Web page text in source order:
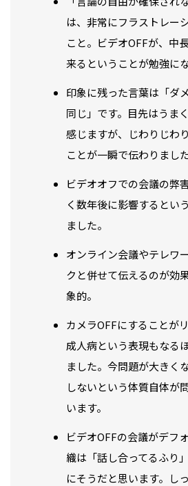
は、非常にフラストレー
こと。ビデオOFFが、中
来るということが勉強に
印象に残った言葉は「ダ
同じ」です。目先はうま
感じますが、じわりじわ
ことが一瞬で伝わりました
ビデオオフでの会議の弊
く数年後に影響するとい
ました。
オンライン会議やテレワ
クと併せて伝えるのが効
象的。
カメラOFFにすることが
成人病という表現もなる
ました。今問題が大きく
しないという体質自体が
います。
ビデオOFFの会議がデフ
織は「話し合ってるふり
にそうだと思います。し